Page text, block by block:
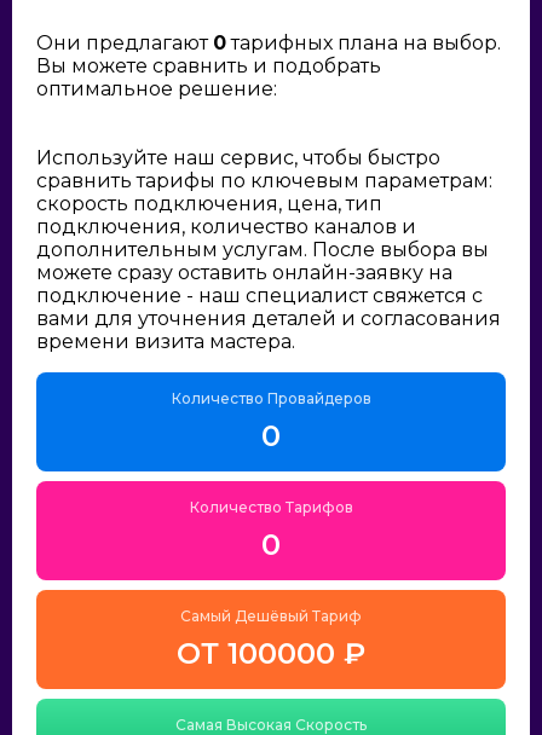
Они предлагают 0тарифных плана на выбор.
Вы можете сравнить и подобрать
оптимальное решение:
Используйте наш сервис, чтобы быстро
сравнить тарифы по ключевым параметрам:
скорость подключения, цена, тип
подключения, количество каналов и
дополнительным услугам. После выбора вы
можете сразу оставить онлайн-заявку на
подключение - наш специалист свяжется с
вами для уточнения деталей и согласования
времени визита мастера.
Количество Провайдеров
0
Количество Тарифов
0
Самый Дешёвый Тариф
ОТ 100000 ₽
Самая Высокая Скорость